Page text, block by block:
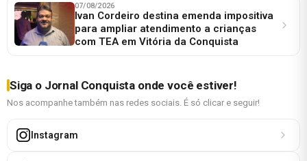
07/08/2026
Ivan Cordeiro destina emenda impositiva
para ampliar atendimento a crianças
com TEA em Vitória da Conquista
Siga o Jornal Conquista onde você estiver!
Nos acompanhe também nas redes sociais. É só clicar e seguir!
Instagram